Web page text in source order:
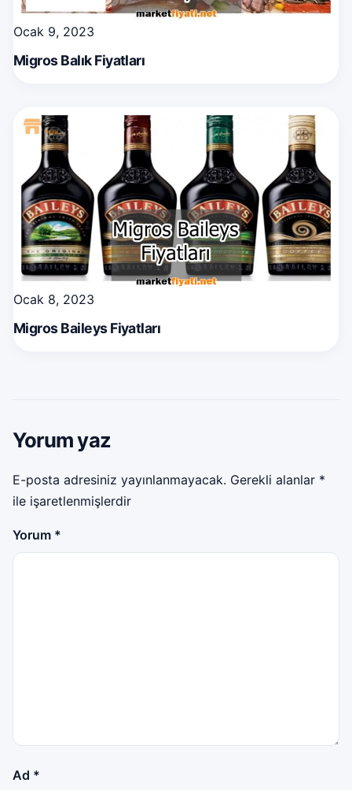
Ocak 9, 2023
Migros Balık Fiyatları
Ocak 8, 2023
Migros Baileys Fiyatları
Yorum yaz
E-posta adresiniz yayınlanmayacak. Gerekli alanlar *
ile işaretlenmişlerdir
Yorum *
Ad *